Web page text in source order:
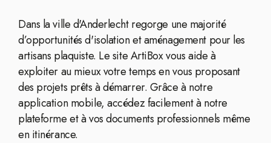
Dans la ville d'Anderlecht regorge une majorité
d’opportunités d'isolation et aménagement pour les
artisans plaquiste. Le site ArtiBox vous aide à
exploiter au mieux votre temps en vous proposant
des projets prêts à démarrer. Grâce à notre
application mobile, accédez facilement à notre
plateforme et à vos documents professionnels même
en itinérance.